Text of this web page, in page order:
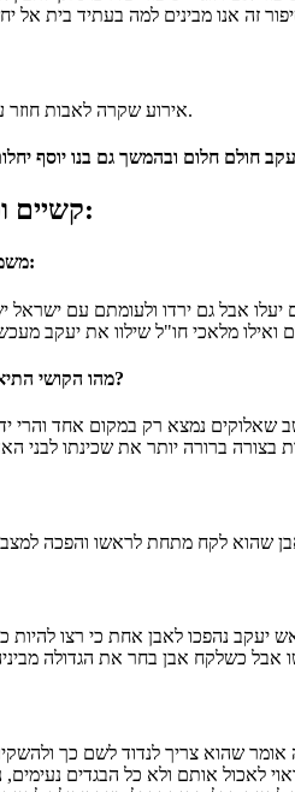
אירוע שקרה לאבות חוזר על עצמו בסגנון דומה אצל בניו.
קשיים ופתרונות[פרשנויות]:
משמעויות סמליות של חלום יעקב:
מהו הקושי התיאולוגי בדברי יעקב בפסוק ט"ז?